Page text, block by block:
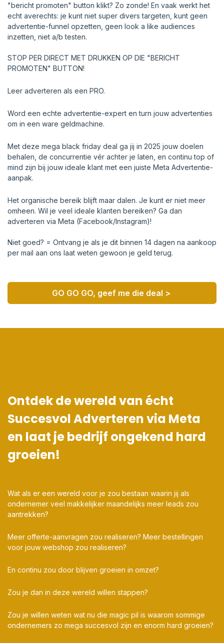
"bericht promoten" button klikt? Zo zonde! En vaak werkt het
echt averechts: je kunt niet super divers targeten, kunt geen
advertentie-funnel opzetten, geen look a like audiences
inzetten, niet a/b testen.
STOP PER DIRECT MET DRUKKEN OP DIE "BERICHT
PROMOTEN" BUTTON!
Leer adverteren als een PRO.
Word een echte advertentie-expert en turn jouw advertenties
om in een ware geldmachine.
Met deze mega black friday deal ga jij in 2025 jouw doelen
behalen, de concurrentie vér achter je laten, en continu top of
mind zijn bij jouw ideale klant met een juiste Meta Advertentie-
aanpak.
Het organische bereik blijft maar dalen. Je kunt er niet meer
omheen. Wil je veel ideale klanten bereiken? Ga dan
adverteren via Meta (Facebook/Instagram)!
Niet goed? = Ontvang je als je dit binnen 14 dagen na aankoop
per mail aan ons laat weten gewoon je geld terug.
GO GO GO, geef me die deal >
Ontdek de wereld van écht
Succesvol Adverteren via Meta
en laat je bedrijf ongekend hard
groeien!
Wat als er een wereld voor je zou bestaan waarin jij als
ondernemer veel makkelijker maandelijks meer leads zou
aantrekken?
Meer offerte-aanvragen zou realiseren? Meer bestellingen
voor jouw webshop zou realiseren?
En continu zou door blijven groeien in omzet?
Zou je dan in deze wereld willen stappen?
Zou je willen weten wat nu die magic pil is waarom sommige
ondernemers zo mega succesvol zijn en enorm hard groeien?